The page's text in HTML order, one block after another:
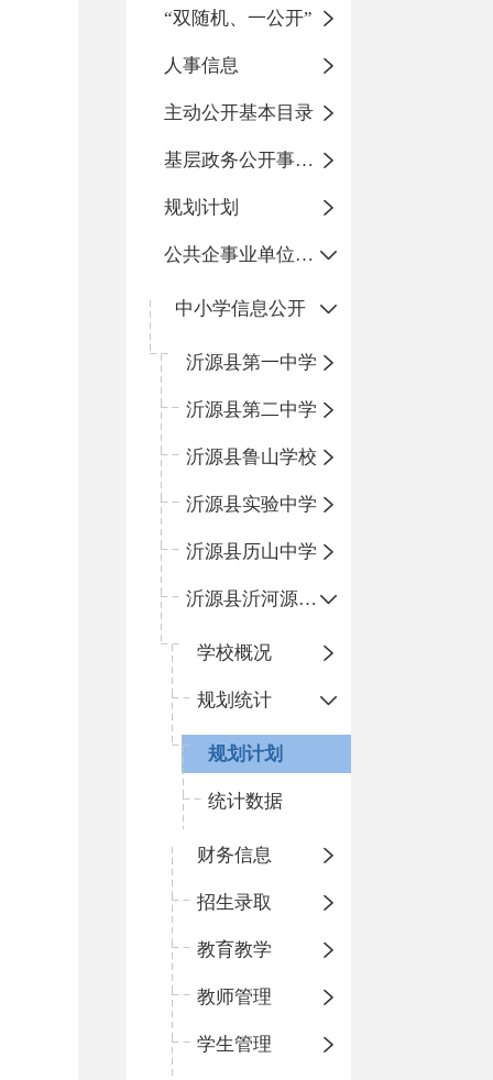
“双随机、一公开”
人事信息
主动公开基本目录
基层政务公开事项标准目录
规划计划
公共企事业单位信息公开
中小学信息公开
沂源县第一中学
沂源县第二中学
沂源县鲁山学校
沂源县实验中学
沂源县历山中学
沂源县沂河源学校
学校概况
规划统计
规划计划
统计数据
财务信息
招生录取
教育教学
教师管理
学生管理